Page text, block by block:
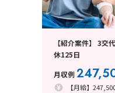
【紹介案件】 3交
休125日
月収例
【月給】